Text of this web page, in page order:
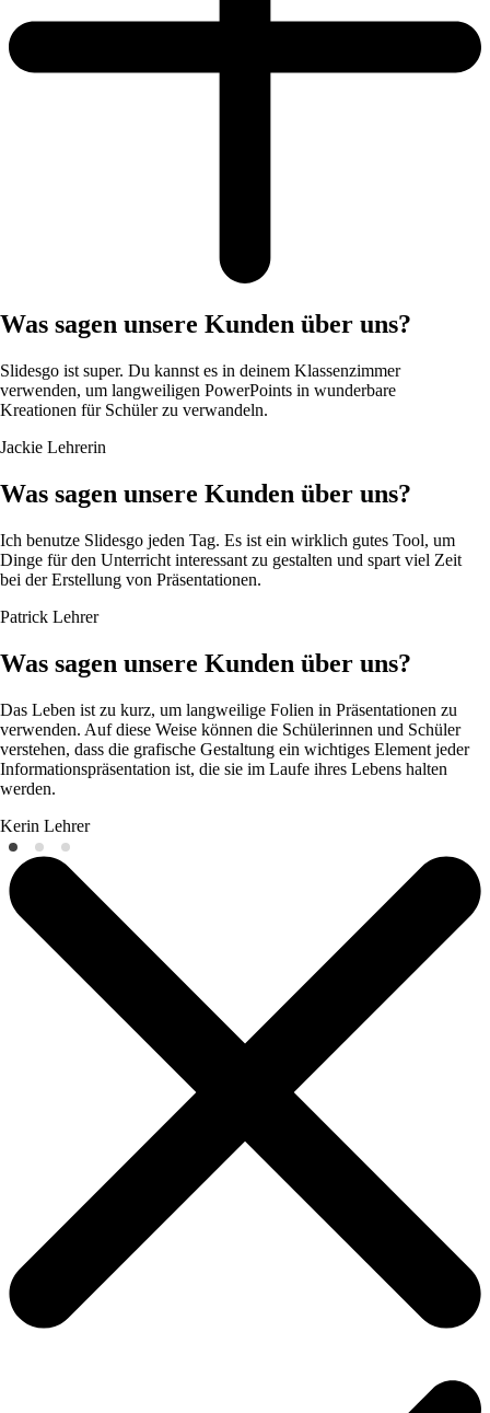
Was sagen unsere Kunden über uns?
Slidesgo ist super. Du kannst es in deinem Klassenzimmer
verwenden, um langweiligen PowerPoints in wunderbare
Kreationen für Schüler zu verwandeln.
Jackie Lehrerin
Was sagen unsere Kunden über uns?
Ich benutze Slidesgo jeden Tag. Es ist ein wirklich gutes Tool, um
Dinge für den Unterricht interessant zu gestalten und spart viel Zeit
bei der Erstellung von Präsentationen.
Patrick Lehrer
Was sagen unsere Kunden über uns?
Das Leben ist zu kurz, um langweilige Folien in Präsentationen zu
verwenden. Auf diese Weise können die Schülerinnen und Schüler
verstehen, dass die grafische Gestaltung ein wichtiges Element jeder
Informationspräsentation ist, die sie im Laufe ihres Lebens halten
werden.
Kerin Lehrer